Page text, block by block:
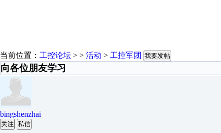
当前位置： 工控论坛 > > 活动 > 工控军团 我要发帖
向各位朋友学习
bingshenzhai
关注 私信